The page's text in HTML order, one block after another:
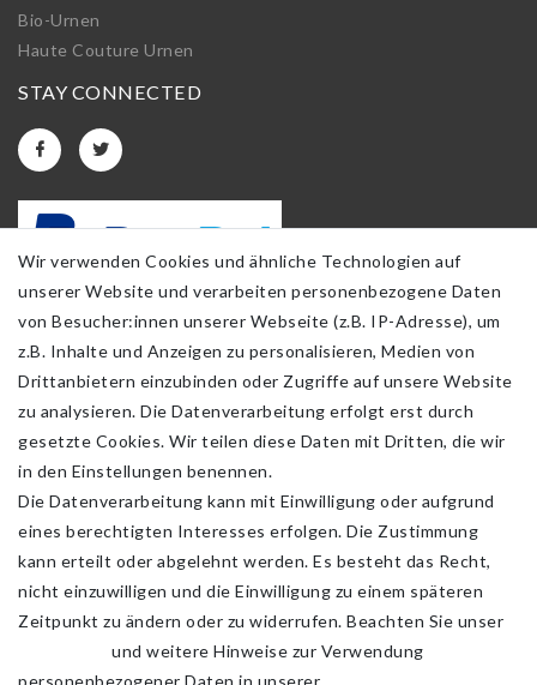
Bio-Urnen
Haute Couture Urnen
STAY CONNECTED
Wir verwenden Cookies und ähnliche Technologien auf
unserer Website und verarbeiten personenbezogene Daten
von Besucher:innen unserer Webseite (z.B. IP-Adresse), um
z.B. Inhalte und Anzeigen zu personalisieren, Medien von
Drittanbietern einzubinden oder Zugriffe auf unsere Website
zu analysieren. Die Datenverarbeitung erfolgt erst durch
gesetzte Cookies. Wir teilen diese Daten mit Dritten, die wir
in den Einstellungen benennen.
Die Datenverarbeitung kann mit Einwilligung oder aufgrund
eines berechtigten Interesses erfolgen. Die Zustimmung
kann erteilt oder abgelehnt werden. Es besteht das Recht,
nicht einzuwilligen und die Einwilligung zu einem späteren
Zeitpunkt zu ändern oder zu widerrufen. Beachten Sie unser
und weitere Hinweise zur Verwendung
personenbezogener Daten in unserer